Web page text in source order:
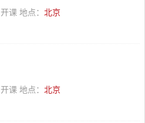
开课 地点： 北京
开课 地点： 北京